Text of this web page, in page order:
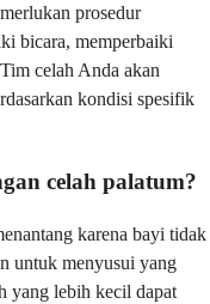
prosedur
bicara, memperbaiki
celah Anda akan
kondisi spesifik
celah palatum?
karena bayi tidak
untuk menyusui yang
yang lebih kecil dapat